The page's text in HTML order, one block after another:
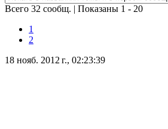
Всего 32 сообщ. | Показаны 1 - 20
1
2
18 нояб. 2012 г., 02:23:39